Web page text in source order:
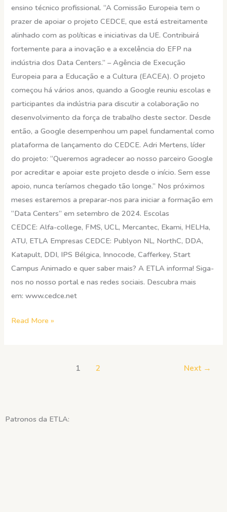
ensino técnico profissional. “A Comissão Europeia tem o
prazer de apoiar o projeto CEDCE, que está estreitamente
alinhado com as políticas e iniciativas da UE. Contribuirá
fortemente para a inovação e a excelência do EFP na
indústria dos Data Centers.” – Agência de Execução
Europeia para a Educação e a Cultura (EACEA). O projeto
começou há vários anos, quando a Google reuniu escolas e
participantes da indústria para discutir a colaboração no
desenvolvimento da força de trabalho deste sector. Desde
então, a Google desempenhou um papel fundamental como
plataforma de lançamento do CEDCE. Adri Mertens, líder
do projeto: “Queremos agradecer ao nosso parceiro Google
por acreditar e apoiar este projeto desde o início. Sem esse
apoio, nunca teríamos chegado tão longe.” Nos próximos
meses estaremos a preparar-nos para iniciar a formação em
“Data Centers” em setembro de 2024. Escolas
CEDCE: Alfa-college, FMS, UCL, Mercantec, Ekami, HELHa,
ATU, ETLA Empresas CEDCE: Publyon NL, NorthC, DDA,
Katapult, DDI, IPS Bélgica, Innocode, Cafferkey, Start
Campus Animado e quer saber mais? A ETLA informa! Siga-
nos no nosso portal e nas redes sociais. Descubra mais
em: www.cedce.net
Read More »
1 2 Next →
Patronos da ETLA: